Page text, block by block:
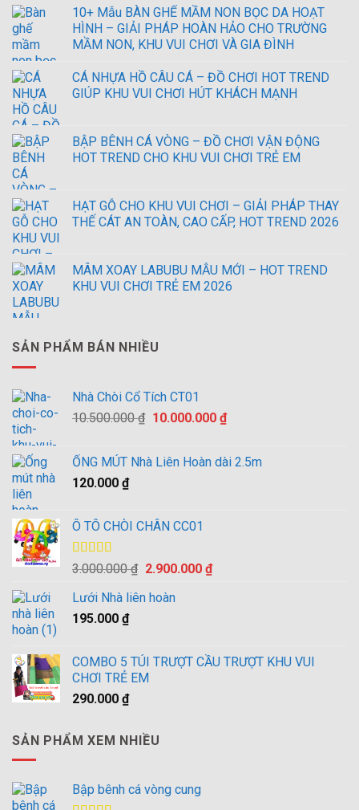
10+ Mẫu BÀN GHẾ MẦM NON BỌC DA HOẠT
HÌNH – GIẢI PHÁP HOÀN HẢO CHO TRƯỜNG
MẦM NON, KHU VUI CHƠI VÀ GIA ĐÌNH
CÁ NHỰA HỒ CÂU CÁ – ĐỒ CHƠI HOT TREND
GIÚP KHU VUI CHƠI HÚT KHÁCH MẠNH
BẬP BÊNH CÁ VÒNG – ĐỒ CHƠI VẬN ĐỘNG
HOT TREND CHO KHU VUI CHƠI TRẺ EM
HẠT GỖ CHO KHU VUI CHƠI – GIẢI PHÁP THAY
THẾ CÁT AN TOÀN, CAO CẤP, HOT TREND 2026
MÂM XOAY LABUBU MẪU MỚI – HOT TREND
KHU VUI CHƠI TRẺ EM 2026
SẢN PHẨM BÁN NHIỀU
Nhà Chòi Cổ Tích CT01
10.500.000₫ Giá
10.500.000 ₫.
10.000.000 ₫Giá
là:
ỐNG MÚT Nhà Liên Hoàn dài 2.5m
120.000 ₫
Ô TÔ CHÒI CHÂN CC01
Được xếp
5 sao
3.000.000₫ Giá
là:
2.900.000 ₫Giá
Lưới Nhà liên hoàn
195.000 ₫
COMBO 5 TÚI TRƯỢT CẦU TRƯỢT KHU VUI
CHƠI TRẺ EM
290.000 ₫
SẢN PHẨM XEM NHIỀU
Bập bênh cá vòng cung